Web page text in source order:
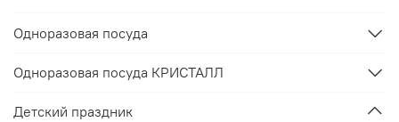
Одноразовая посуда
Одноразовая посуда КРИСТАЛЛ
Детский праздник